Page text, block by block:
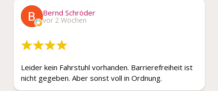
Bernd Schröder
vor 2 Wochen
Leider kein Fahrstuhl vorhanden. Barrierefreiheit ist
nicht gegeben. Aber sonst voll in Ordnung.